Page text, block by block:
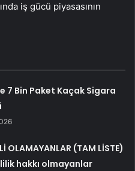
iş gücü piyasasının
7 Bin Paket Kaçak Sigara
OLAMAYANLAR (TAM LİSTE)
hakkı olmayanlar